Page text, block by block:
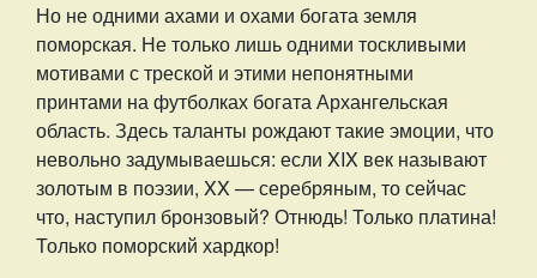
Но не одними ахами и охами богата земля
поморская. Не только лишь одними тоскливыми
мотивами с треской и этими непонятными
принтами на футболках богата Архангельская
область. Здесь таланты рождают такие эмоции, что
невольно задумываешься: если XIX век называют
золотым в поэзии, XX — серебряным, то сейчас
что, наступил бронзовый? Отнюдь! Только платина!
Только поморский хардкор!